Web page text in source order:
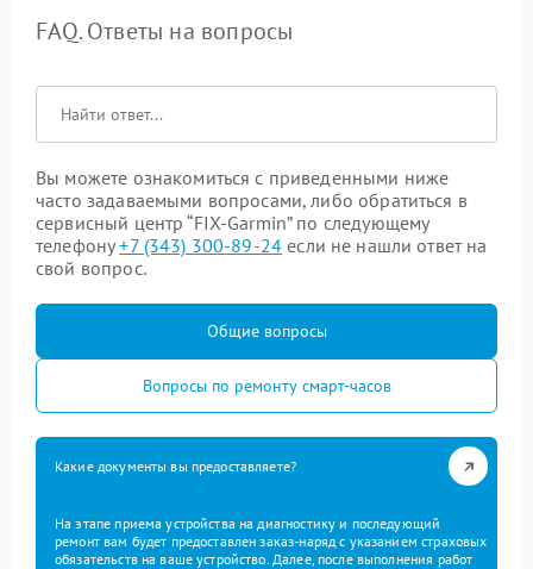
FAQ. Ответы на вопросы
Вы можете ознакомиться с приведенными ниже
часто задаваемыми вопросами, либо обратиться в
сервисный центр “FIX-Garmin” по следующему
телефону+7 (343) 300-89-24 если не нашли ответ на
свой вопрос.
Общие вопросы
Вопросы по ремонту смарт-часов
Какие документы вы предоставляете?
На этапе приема устройства на диагностику и последующий
ремонт вам будет предоставлен заказ-наряд с указанием страховых
обязательств на ваше устройство. Далее, после выполнения работ